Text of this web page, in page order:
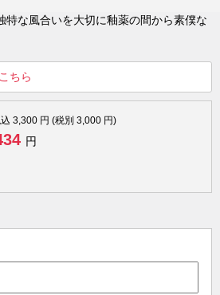
特な風合いを大切に釉薬の間から素僕な
ちら
3,300 円 (税別 3,000 円)
円